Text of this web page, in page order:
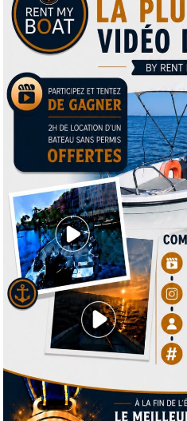
rêve pour de nombreux
voulez réussir votre